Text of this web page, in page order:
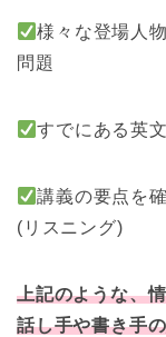
様々な登場人
問題
すでにある英
講義の要点を
(リスニング)
上記のような、
話し手や書き手